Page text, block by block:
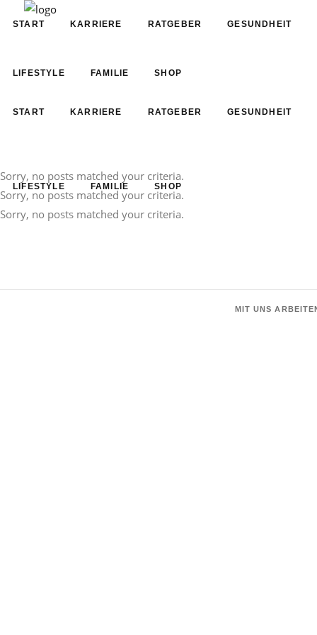
START KARRIERE RATGEBER GESUNDHEIT
LIFESTYLE FAMILIE SHOP
START KARRIERE RATGEBER GESUNDHEIT
LIFESTYLE FAMILIE SHOP
Sorry, no posts matched your criteria.
Sorry, no posts matched your criteria.
Sorry, no posts matched your criteria.
MIT UNS